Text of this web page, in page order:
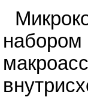
набором